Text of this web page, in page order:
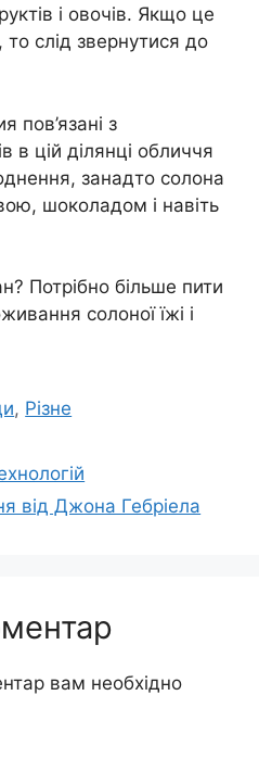
і овочів. Якщо це
слід звернутися до
пов’язані з
цій ділянці обличчя
занадто солона
шоколадом і навіть
Потрібно більше пити
солоної їжі і
, Різне
від Джона Гебріела
вам необхідно